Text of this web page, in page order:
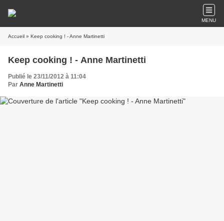
MENU
Accueil » Keep cooking ! - Anne Martinetti
Keep cooking ! - Anne Martinetti
Publié le 23/11/2012 à 11:04
Par Anne Martinetti